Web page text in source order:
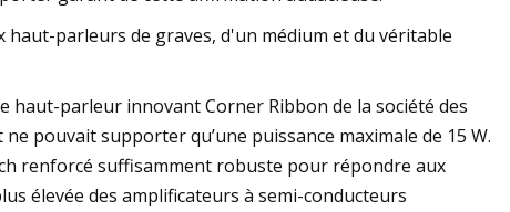
haut-parleurs de graves, d'un médium et du véritable
haut-parleur innovant Corner Ribbon de la société des
pouvait supporter qu’une puissance maximale de 15 W.
renforcé suffisamment robuste pour répondre aux
élevée des amplificateurs à semi-conducteurs